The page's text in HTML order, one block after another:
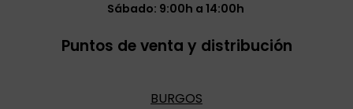
Sábado: 9:00h a 14:00h
Puntos de venta y distribución
BURGOS